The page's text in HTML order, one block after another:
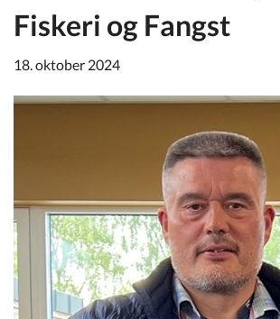
Turisme
Om Kommunen
Fiskeri og Fangst
18. oktober 2024